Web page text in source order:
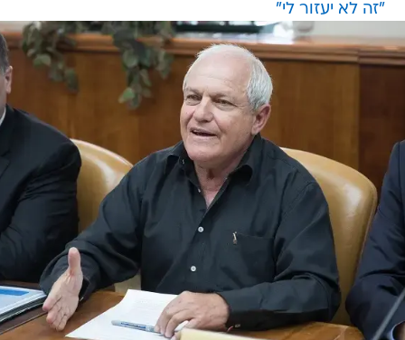
"זה לא יעזור לי"